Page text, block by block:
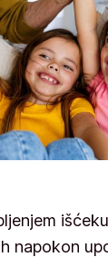
napokon